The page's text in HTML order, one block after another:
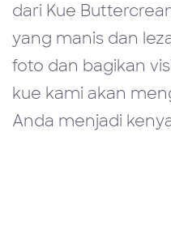
dari Kue
yang manis dan
foto dan bagikan
kue kami akan
Anda menjadi